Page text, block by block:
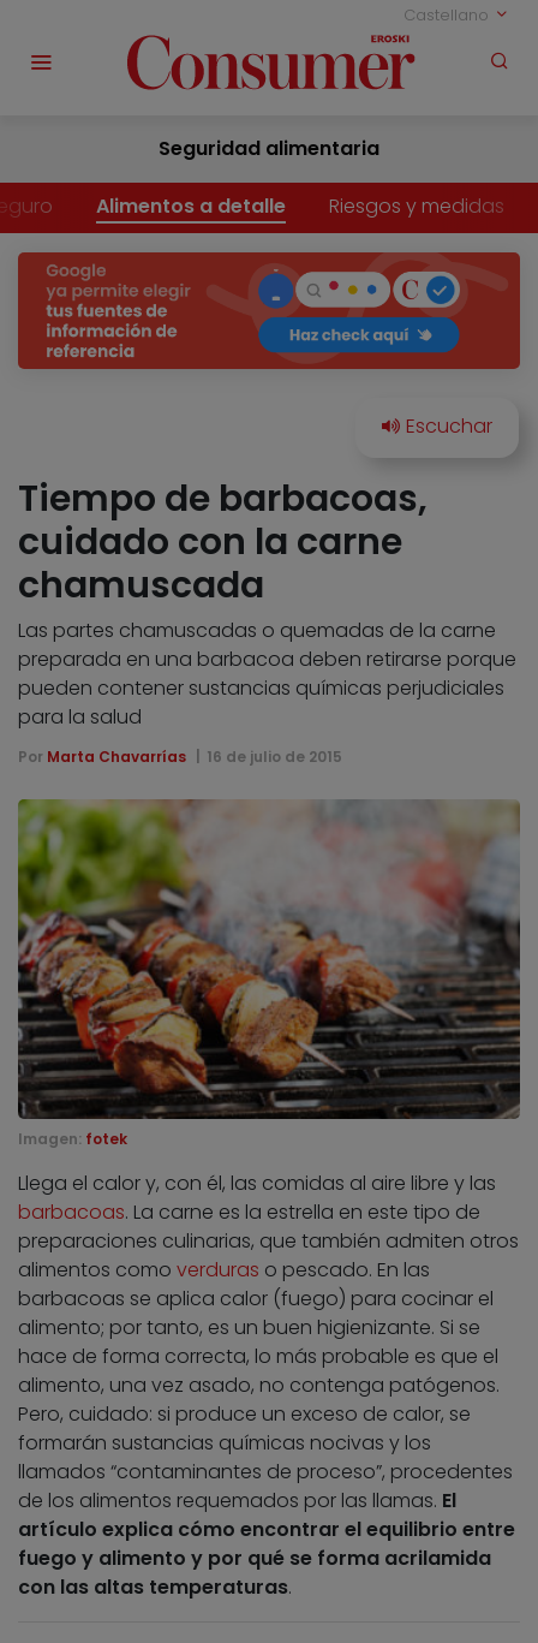
Castellano
Seguridad alimentaria
Alimentos a detalle Riesgos y medidas
Tiempo de barbacoas,
cuidado con la carne
chamuscada
Las partes chamuscadas o quemadas de la carne
preparada en una barbacoa deben retirarse porque
pueden contener sustancias químicas perjudiciales
para la salud
Por Marta Chavarrías 16 de julio de 2015
Imagen: fotek
Llega el calor y, con él, las comidas al aire libre y las
barbacoas. La carne es la estrella en este tipo de
preparaciones culinarias, que también admiten otros
alimentos como verduras o pescado. En las
barbacoas se aplica calor (fuego) para cocinar el
alimento; por tanto, es un buen higienizante. Si se
hace de forma correcta, lo más probable es que el
alimento, una vez asado, no contenga patógenos.
Pero, cuidado: si produce un exceso de calor, se
formarán sustancias químicas nocivas y los
llamados “contaminantes de proceso”, procedentes
de los alimentos requemados por las llamas. El
artículo explica cómo encontrar el equilibrio entre
fuego y alimento y por qué se forma acrilamida
con las altas temperaturas.